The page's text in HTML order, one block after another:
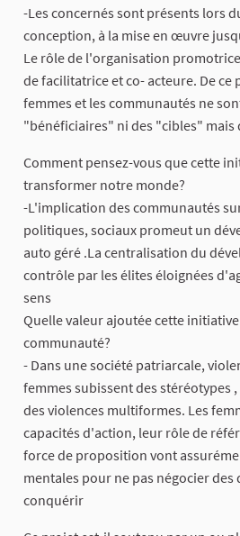
-Les concernés sont présents lors
conception, à la mise en œuvre
Le rôle de l'organisation
de facilitatrice et co- acteure. De ce
femmes et les communautés ne
"bénéficiaires" ni des "cibles" mais
Comment pensez-vous que cette
transformer notre monde?
-L'implication des communautés
politiques, sociaux promeut un
auto géré .La centralisation du
contrôle par les élites éloignées
sens
Quelle valeur ajoutée cette
communauté?
- Dans une société patriarcale,
femmes subissent des stéréotypes
des violences multiformes. Les
capacités d'action, leur rôle de
force de proposition vont
mentales pour ne pas négocier des
conquérir